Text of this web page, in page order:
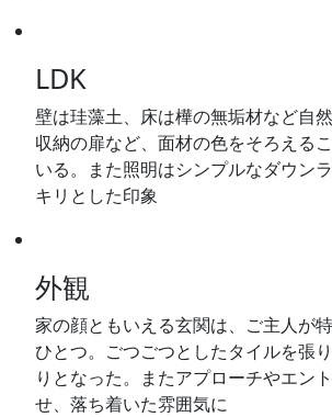
LDK
壁は珪藻土、床は樺の無垢材など自
収納の扉など、面材の色をそろえる
いる。また照明はシンプルなダウン
キリとした印象
外観
家の顔ともいえる玄関は、ご主人が
ひとつ。ごつごつとしたタイルを張
りとなった。またアプローチやエン
せ、落ち着いた雰囲気に